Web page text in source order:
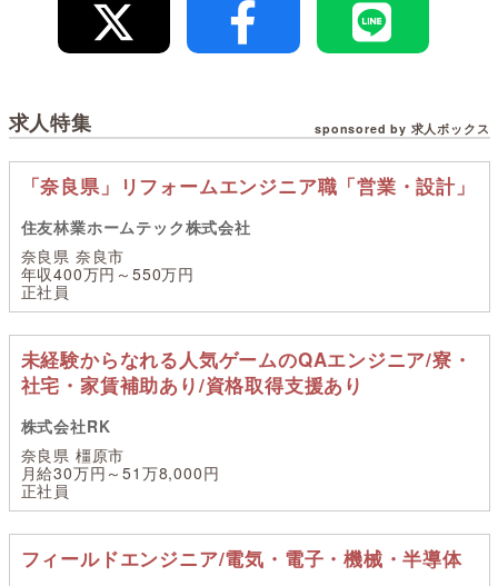
求人特集 sponsored by 求人ボックス
「奈良県」リフォームエンジニア職「営業・設計」
住友林業ホームテック株式会社
奈良県 奈良市
年収400万円～550万円
正社員
未経験からなれる人気ゲームのQAエンジニア/寮・
社宅・家賃補助あり/資格取得支援あり
株式会社RK
奈良県 橿原市
月給30万円～51万8,000円
正社員
フィールドエンジニア/電気・電子・機械・半導体